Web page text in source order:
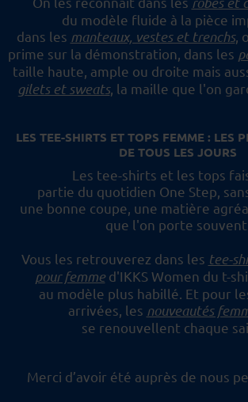
du modèle fluide à la pièce
dans les manteaux, vestes et trenchs,
prime sur la démonstration, dans les
taille haute, ample ou droite mais
gilets et sweats, la maille que l'on
LES TEE-SHIRTS ET TOPS FEMME : LES
DE TOUS LES JOURS
Les tee-shirts et les tops
partie du quotidien One Step,
une bonne coupe, une matière
que l'on porte souvent.
Vous les retrouverez dans les tee-
pour femmed'IKKS Women du t-
au modèle plus habillé. Et pour
arrivées, les nouveautés
se renouvellent chaque
Merci d’avoir été auprès de nous